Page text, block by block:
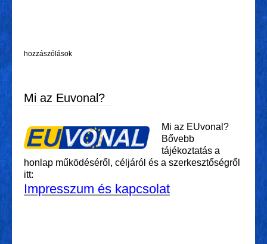
hozzászólások
Mi az Euvonal?
Mi az EUvonal?
Bővebb
tájékoztatás a
honlap működéséről, céljáról és a szerkesztőségről
itt:
Impresszum és kapcsolat